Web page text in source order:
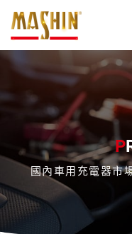
麻
新
X
璽
S95
(L)
(R)
電
P
國內車用充電器市